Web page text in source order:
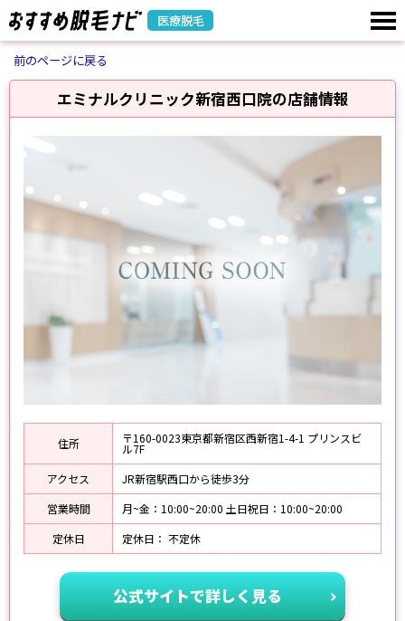
医療脱毛
前のページに戻る
エミナルクリニック新宿西口院の店舗情報
住所 〒160-0023東京都新宿区西新宿1-4-1 プリンスビ
ル7F
アクセス
JR新宿駅西口から徒歩3分
営業時間
月~金：10:00~20:00 土日祝日：10:00~20:00
定休日
定休日： 不定休
公式サイトで詳しく見る